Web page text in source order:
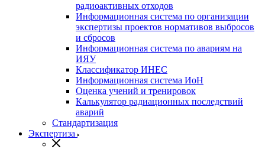
радиоактивных отходов
Информационная система по организации
экспертизы проектов нормативов выбросов
и сбросов
Информационная система по авариям на
ИЯУ
Классификатор ИНЕС
Информационная система ИоН
Оценка учений и тренировок
Калькулятор радиационных последствий
аварий
Стандартизация
Экспертиза